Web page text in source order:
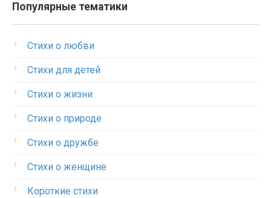
Популярные тематики
Стихи о любви
Стихи для детей
Стихи о жизни
Стихи о природе
Стихи о дружбе
Стихи о женщине
Короткие стихи